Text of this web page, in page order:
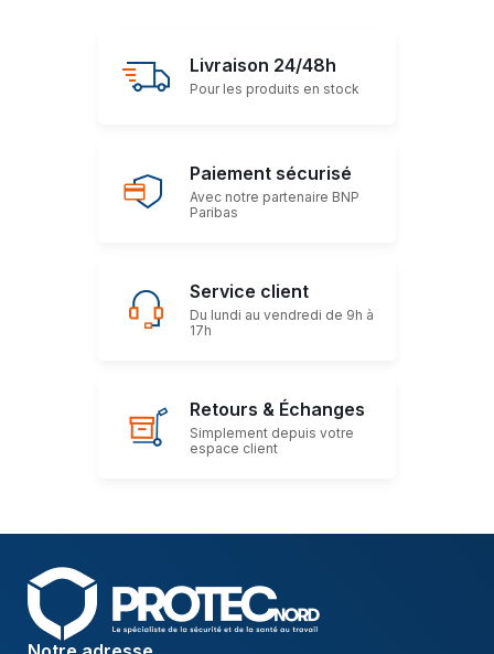
Livraison 24/48h
Pour les produits en stock
Paiement sécurisé
Avec notre partenaire BNP
Paribas
Service client
Du lundi au vendredi de 9h à
17h
Retours & Échanges
Simplement depuis votre
espace client